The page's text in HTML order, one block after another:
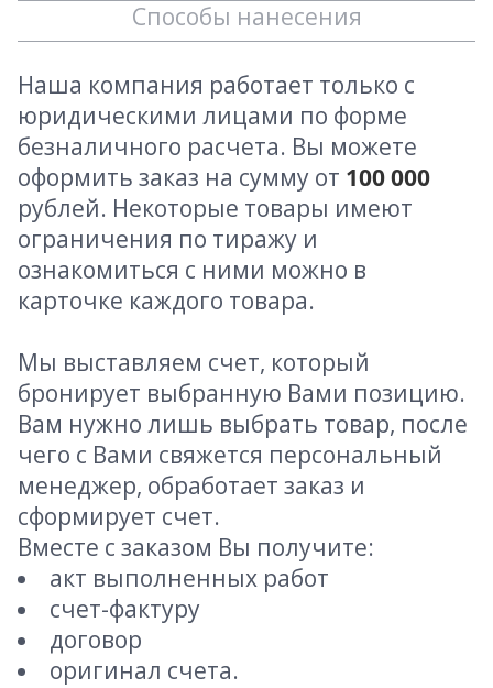
Способы нанесения
Наша компания работает только с
юридическими лицами по форме
безналичного расчета. Вы можете
оформить заказ на сумму от 100 000
рублей. Некоторые товары имеют
ограничения по тиражу и
ознакомиться с ними можно в
карточке каждого товара.
Мы выставляем счет, который
бронирует выбранную Вами позицию.
Вам нужно лишь выбрать товар, после
чего с Вами свяжется персональный
менеджер, обработает заказ и
сформирует счет.
Вместе с заказом Вы получите:
акт выполненных работ
счет-фактуру
договор
оригинал счета.